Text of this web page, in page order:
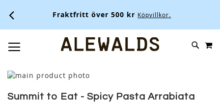
Fraktfritt över 500 kr Köpvillkor.
SKIP
Skip
the
to
Summit to Eat - Spicy Pasta Arrabiata